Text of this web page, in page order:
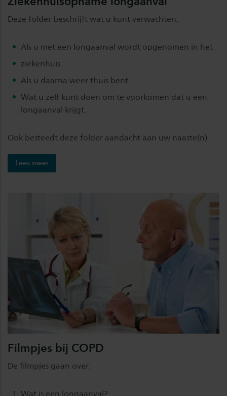
Deze folder beschrijft wat u kunt verwachten:
Als u met een longaanval wordt opgenomen in het
ziekenhuis.
Als u daarna weer thuis bent.
Wat u zelf kunt doen om te voorkomen dat u een
longaanval krijgt.
Ook besteedt deze folder aandacht aan uw naaste(n).
Lees meer
Filmpjes bij COPD
De filmpjes gaan over:
Wat is een longaanval?